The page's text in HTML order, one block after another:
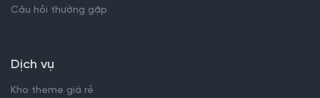
Câu hỏi thường gặp
Dịch vụ
Kho theme giá rẻ